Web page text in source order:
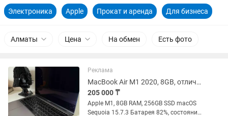
Электроника Apple Прокат и аренда Для бизнеса
Алматы Цена На обмен Есть фото
Реклама
MacBook Air M1 2020, 8GB, отличное состояние
205 000 ₸
Apple M1, 8GB RAM, 256GB SSD macOS
Sequoia 15.7.3 Батарея 82%, состояние